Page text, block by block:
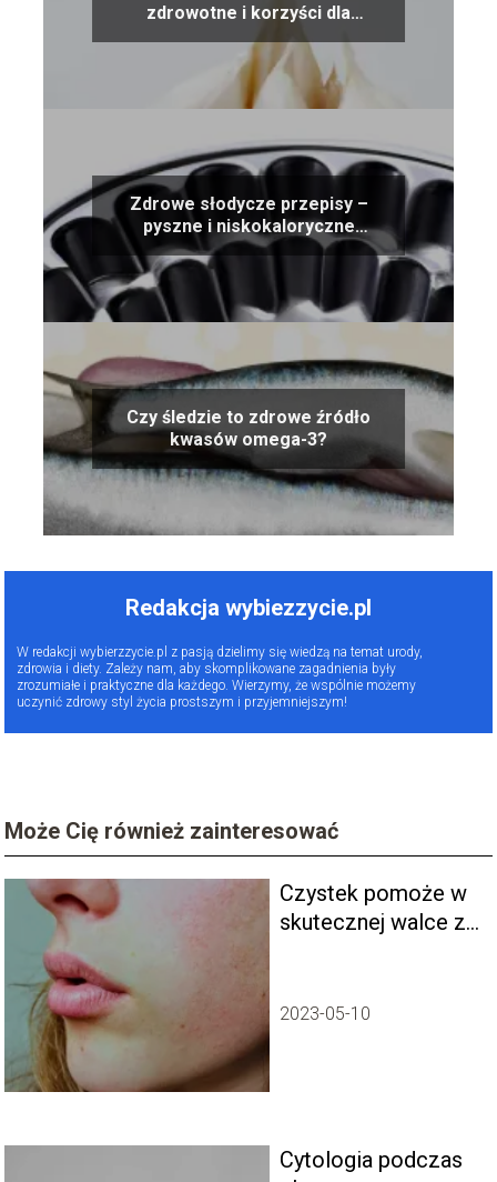
zdrowotne i korzyści dla
organizmu
Zdrowe słodycze przepisy –
pyszne i niskokaloryczne
alternatywy
Czy śledzie to zdrowe źródło
kwasów omega-3?
Redakcja wybiezzycie.pl
W redakcji wybierzzycie.pl z pasją dzielimy się wiedzą na temat urody,
zdrowia i diety. Zależy nam, aby skomplikowane zagadnienia były
zrozumiałe i praktyczne dla każdego. Wierzymy, że wspólnie możemy
uczynić zdrowy styl życia prostszym i przyjemniejszym!
Może Cię również zainteresować
Czystek pomoże w
skutecznej walce z
2023-05-10
Cytologia podczas